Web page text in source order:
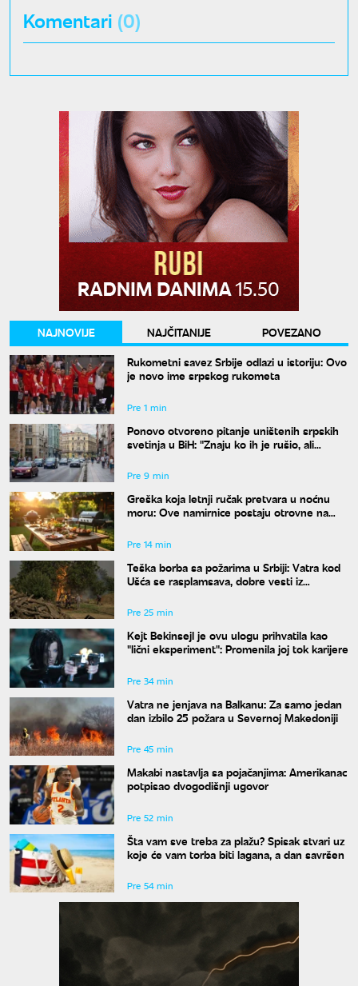
Komentari (0)
NAJNOVIJE NAJČITANIJE
POVEZANO
Rukometni savez Srbije odlazi u istoriju: Ovo
je novo ime srpskog rukometa
Pre 1 min
Ponovo otvoreno pitanje uništenih srpskih
svetinja u BiH: "Znaju ko ih je rušio, ali
Pre 9 min
Greška koja letnji ručak pretvara u noćnu
moru: Ove namirnice postaju otrovne na
Pre 14 min
Teška borba sa požarima u Srbiji: Vatra kod
Ušća se rasplamsava, dobre vesti iz
Pre 25 min
Kejt Bekinsejl je ovu ulogu prihvatila kao
"lični eksperiment": Promenila joj tok karijere
Pre 34 min
Vatra ne jenjava na Balkanu: Za samo jedan
dan izbilo 25 požara u Severnoj Makedoniji
Pre 45 min
Makabi nastavlja sa pojačanjima: Amerikanac
potpisao dvogodišnji ugovor
Pre 52 min
Šta vam sve treba za plažu? Spisak stvari uz
koje će vam torba biti lagana, a dan savršen
Pre 54 min